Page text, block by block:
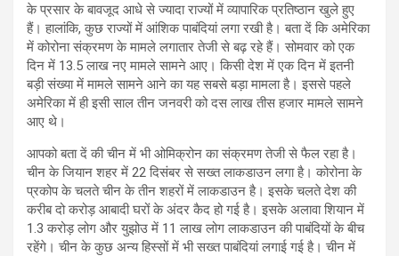
के प्रसार के बावजूद आधे से ज्‍यादा राज्‍यों में व्‍यापारिक प्रतिष्‍ठान खुले हुए
हैं। हालांकि, कुछ राज्‍यों में आंशिक पाबंदियां लगा रखी है। बता दें कि अमेरिका
में कोरोना संक्रमण के मामले लगातार तेजी से बढ़ रहे हैं। सोमवार को एक
दिन में 13.5 लाख नए मामले सामने आए। किसी देश में एक दिन में इतनी
बड़ी संख्या में मामले सामने आने का यह सबसे बड़ा मामला है। इससे पहले
अमेरिका में ही इसी साल तीन जनवरी को दस लाख तीस हजार मामले सामने
आए थे।
आपको बता दें की चीन में भी ओमिक्रोन का संक्रमण तेजी से फैल रहा है।
चीन के जियान शहर में 22 दिसंबर से सख्‍त लाकडाउन लगा है। कोरोना के
प्रकोप के चलते चीन के तीन शहरों में लाकडाउन है। इसके चलते देश की
करीब दो करोड़ आबादी घरों के अंदर कैद हो गई है। इसके अलावा शियान में
1.3 करोड़ लोग और युझोउ में 11 लाख लोग लाकडाउन की पाबंदियों के बीच
रहेंगे। चीन के कुछ अन्‍य हिस्‍सों में भी सख्‍त पाबंदियां लगाई गई है। चीन में